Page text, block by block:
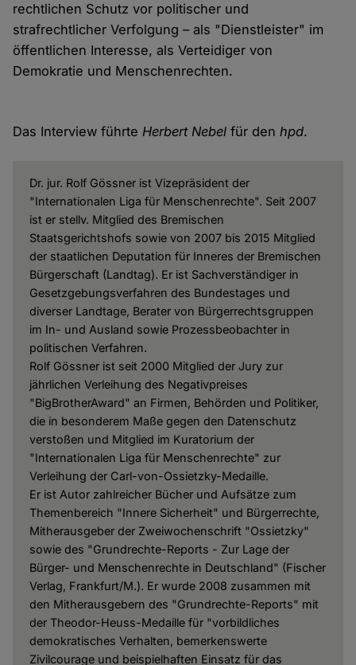
rechtlichen Schutz vor politischer und
strafrechtlicher Verfolgung – als "Dienstleister" im
öffentlichen Interesse, als Verteidiger von
Demokratie und Menschenrechten.
Das Interview führteHerbert Nebel für denhpd.
Dr. jur. Rolf Gössner ist Vizepräsident der
"Internationalen Liga für Menschenrechte". Seit 2007
ist er stellv. Mitglied des Bremischen
Staatsgerichtshofs sowie von 2007 bis 2015 Mitglied
der staatlichen Deputation für Inneres der Bremischen
Bürgerschaft (Landtag). Er ist Sachverständiger in
Gesetzgebungsverfahren des Bundestages und
diverser Landtage, Berater von Bürgerrechtsgruppen
im In- und Ausland sowie Prozessbeobachter in
politischen Verfahren.
Rolf Gössner ist seit 2000 Mitglied der Jury zur
jährlichen Verleihung des Negativpreises
"BigBrotherAward" an Firmen, Behörden und Politiker,
die in besonderem Maße gegen den Datenschutz
verstoßen und Mitglied im Kuratorium der
"Internationalen Liga für Menschenrechte" zur
Verleihung der Carl-von-Ossietzky-Medaille.
Er ist Autor zahlreicher Bücher und Aufsätze zum
Themenbereich "Innere Sicherheit" und Bürgerrechte,
Mitherausgeber der Zweiwochenschrift "Ossietzky"
sowie des "Grundrechte-Reports - Zur Lage der
Bürger- und Menschenrechte in Deutschland" (Fischer
Verlag, Frankfurt/M.). Er wurde 2008 zusammen mit
den Mitherausgebern des "Grundrechte-Reports" mit
der Theodor-Heuss-Medaille für "vorbildliches
demokratisches Verhalten, bemerkenswerte
Zivilcourage und beispielhaften Einsatz für das